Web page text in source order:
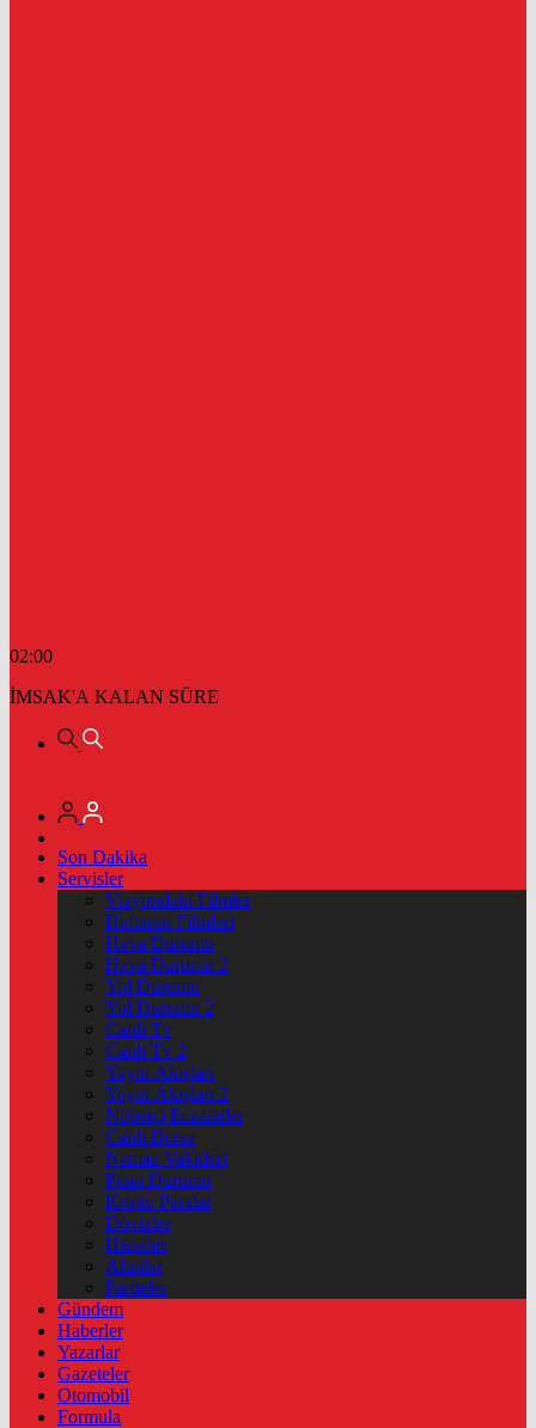
02:00
İMSAK'A KALAN SÜRE
Son Dakika
Servisler
Vizyondaki Filmler
Haftanin Filmleri
Hava Durumu
Hava Durumu 2
Yol Durumu
Yol Durumu 2
Canlı Tv
Canlı Tv 2
Yayın Akışları
Yayın Akışları 2
Nöbetçi Eczaneler
Canlı Borsa
Namaz Vakitleri
Puan Durumu
Kripto Paralar
Dövizler
Hisseler
Altınlar
Pariteler
Gündem
Haberler
Yazarlar
Gazeteler
Otomobil
Formula